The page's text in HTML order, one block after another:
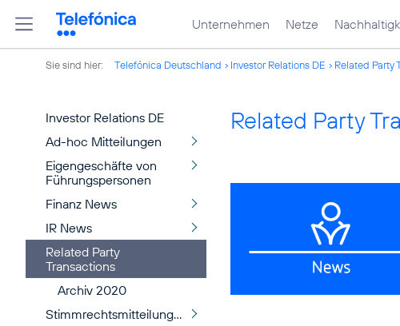
Unternehmen Netze
Sie sind hier: Telefónica Deutschland Investor Relations DE Related Party
Investor Relations DE
Ad-hoc Mitteilungen
Eigengeschäfte von
Führungspersonen
Finanz News
IR News
Related Party
Transactions
Archiv 2020
Stimmrechtsmitteilungen
Related Party